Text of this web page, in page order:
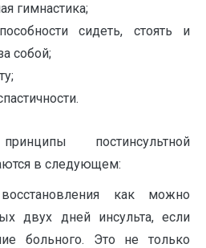
гимнастика;
сидеть, стоять и
собой;
постинсультной
в следующем:
как можно
двух дней инсульта, если
больного. Это не только